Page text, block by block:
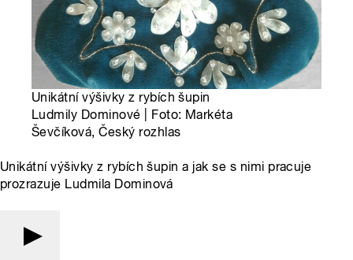
Unikátní výšivky z rybích šupin
Ludmily Dominové | Foto: Markéta
Ševčíková, Český rozhlas
Unikátní výšivky z rybích šupin a jak se s nimi pracuje
prozrazuje Ludmila Dominová